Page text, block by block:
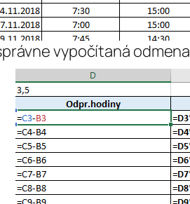
vypočítaná odmena